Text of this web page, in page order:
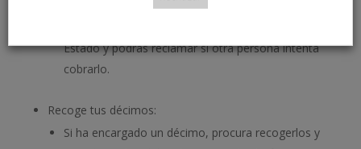
número, puedes proceder a denunciarlo en la
Estado y podrás reclamar si otra persona intenta
cobrarlo.
Recoge tus décimos:
Si ha encargado un décimo, procura recogerlos y